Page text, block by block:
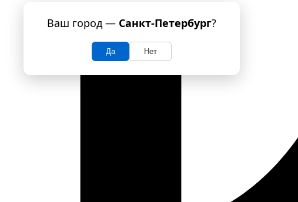
Ваш город — Санкт-Петербург?
Да Нет